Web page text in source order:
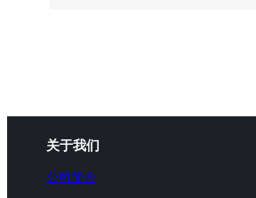
关于我们
公司简介